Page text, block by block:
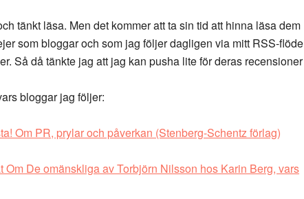
tänkt läsa. Men det kommer att ta sin tid att hinna läsa dem
som bloggar och som jag följer dagligen via mitt RSS-flöde
Så då tänkte jag att jag kan pusha lite för deras recensioner
bloggar jag följer:
Om PR, prylar och påverkan (Stenberg-Schentz förlag)
Om De omänskliga av Torbjörn Nilsson hos Karin Berg, vars